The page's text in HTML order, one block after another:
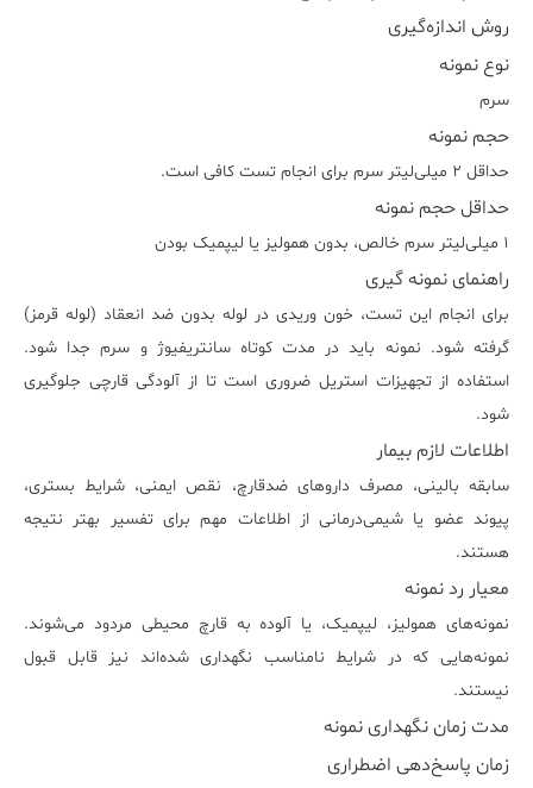
روش اندازه‌گیری
نوع نمونه
سرم
حجم نمونه
حداقل ۲ میلی‌لیتر سرم برای انجام تست کافی است.
حداقل حجم نمونه
۱ میلی‌لیتر سرم خالص، بدون همولیز یا لیپمیک بودن
راهنمای نمونه گیری
برای انجام این تست، خون وریدی در لوله بدون ضد انعقاد (لوله قرمز)
گرفته شود. نمونه باید در مدت کوتاه سانتریفیوژ و سرم جدا شود.
استفاده از تجهیزات استریل ضروری است تا از آلودگی قارچی جلوگیری
شود.
اطلاعات لازم بیمار
سابقه بالینی، مصرف داروهای ضدقارچ، نقص ایمنی، شرایط بستری،
پیوند عضو یا شیمی‌درمانی از اطلاعات مهم برای تفسیر بهتر نتیجه
هستند.
معیار رد نمونه
نمونه‌های همولیز، لیپمیک، یا آلوده به قارچ محیطی مردود می‌شوند.
نمونه‌هایی که در شرایط نامناسب نگهداری شده‌اند نیز قابل قبول
نیستند.
مدت زمان نگهداری نمونه
زمان پاسخ‌دهی اضطراری